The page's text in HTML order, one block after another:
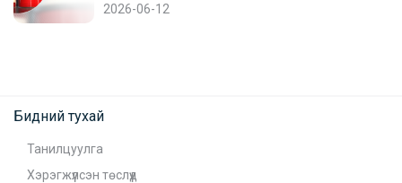
2026-06-12
Бидний тухай
Танилцуулга
Хэрэгжүүлсэн төслүүд